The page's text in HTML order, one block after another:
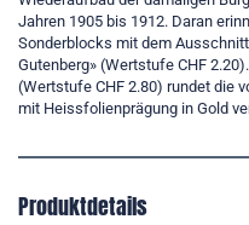
Jahren 1905 bis 1912. Daran
Sonderblocks mit dem
Gutenberg» (Wertstufe CHF
(Wertstufe CHF 2.80) rundet die
mit Heissfolienprägung in Gold
Produktdetails